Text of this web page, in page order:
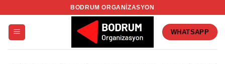
BODRUM ORGANIZASYON
WHATSAPP